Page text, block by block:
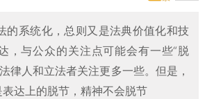
的系统化，总则又是法典价值化和技
，与公众的关注点可能会有一些“脱
律人和立法者关注更多一些。但是，
表达上的脱节，精神不会脱节